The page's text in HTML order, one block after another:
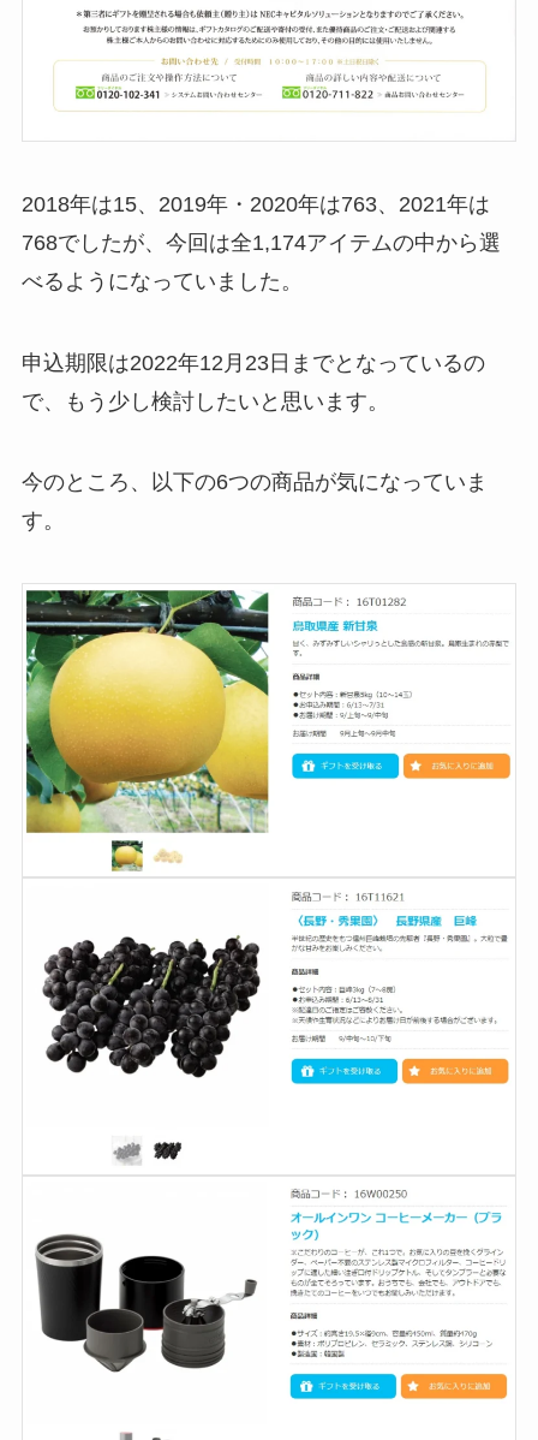
2018年は15、2019年・2020年は763、2021年は
768でしたが、今回は全1,174アイテムの中から選
べるようになっていました。
申込期限は2022年12月23日までとなっているの
で、もう少し検討したいと思います。
今のところ、以下の6つの商品が気になっていま
す。